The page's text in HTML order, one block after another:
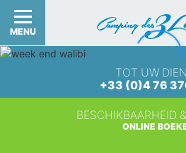
MENU
TOT UW
+33 (0)4 76
BESCHIKBAARHEID
ONLINE